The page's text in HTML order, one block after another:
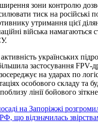
зони контролю
тиск на російські
утримання цієї
війська намагаються
українських
застосування FPV-
на ударах по
особового складу та
лінії бойового
на Запоріжжі
що відзначилась